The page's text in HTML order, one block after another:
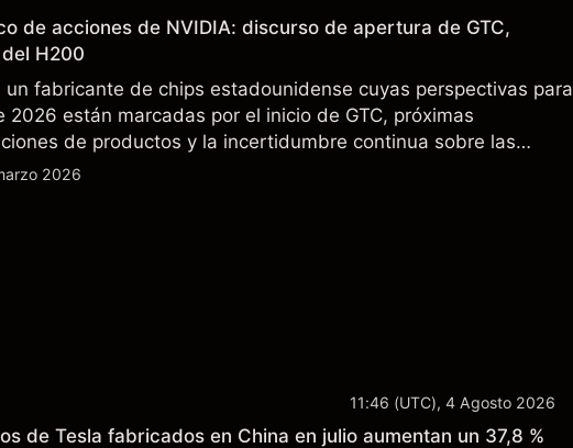
de acciones de NVIDIA: discurso de apertura de GTC,
H200
un fabricante de chips estadounidense cuyas perspectivas para
2026 están marcadas por el inicio de GTC, próximas
de productos y la incertidumbre continua sobre las
del H200 a China. El rendimiento pasado no es un
2026
11:46 (UTC), 4 Agosto 2026
de Tesla fabricados en China en julio aumentan un 37,8 %